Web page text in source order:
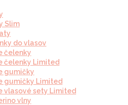
Slim
do vlasov
čelenky
čelenky Limited
gumičky
gumičky Limited
vlasové sety Limited
vlny